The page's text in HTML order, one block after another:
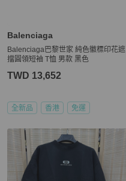
Balenciaga
Balenciaga巴黎世家 純色徽標印花遮
擋圓領短袖 T恤 男款 黑色
TWD 13,652
全新品 香港 免運